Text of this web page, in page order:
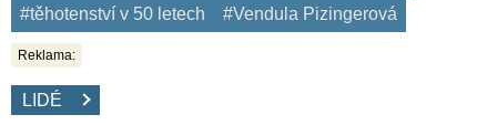
#těhotenství v 50 letech
#Vendula Pizingerová
Reklama:
LIDÉ